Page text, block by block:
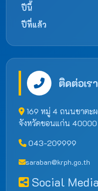
ปีนี้
ปีที่แล้ว
ติดต่อเรา
169 หมู่ 4 ถนนชาตะผ
จังหวัดขอนแก่น 40000
043-209999
saraban@krph.go.th
Social Media